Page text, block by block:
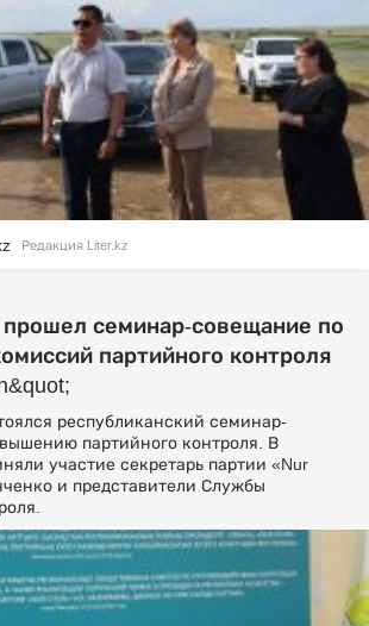
Редакция Liter.kz
семинар-совещание по
партийного контроля
республиканский семинар-
партийного контроля. В
участие секретарь партии «Nur
и представители Службы